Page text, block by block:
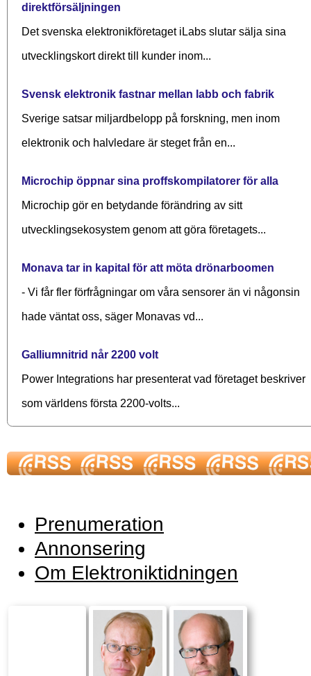
direktförsäljningen
Det svenska elektronikföretaget iLabs slutar sälja sina
utvecklingskort direkt till kunder inom...
Svensk elektronik fastnar mellan labb och fabrik
Sverige satsar miljardbelopp på forskning, men inom
elektronik och halvledare är steget från en...
Microchip öppnar sina proffskompilatorer för alla
Microchip gör en betydande förändring av sitt
utvecklingsekosystem genom att göra företagets...
Monava tar in kapital för att möta drönarboomen
- Vi får fler förfrågningar om våra sensorer än vi någonsin
hade väntat oss, säger Monavas vd...
Galliumnitrid når 2200 volt
Power Integrations har presenterat vad företaget beskriver
som världens första 2200-volts...
Prenumeration
Annonsering
Om Elektroniktidningen